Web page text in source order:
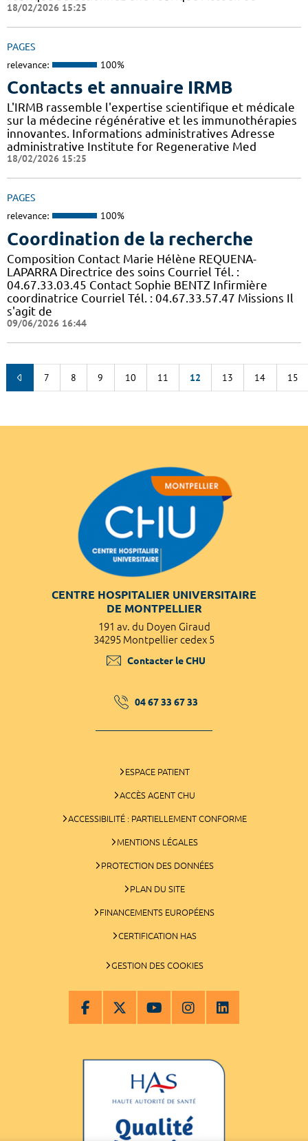
18/02/2026 15:25
PAGES
relevance: 100%
Contacts et annuaire IRMB
L'IRMB rassemble l'expertise scientifique et médicale
sur la médecine régénérative et les immunothérapies
innovantes. Informations administratives Adresse
administrative Institute for Regenerative Med
18/02/2026 15:25
PAGES
relevance: 100%
Coordination de la recherche
Composition Contact Marie Hélène REQUENA-
LAPARRA Directrice des soins Courriel Tél. :
04.67.33.03.45 Contact Sophie BENTZ Infirmière
coordinatrice Courriel Tél. : 04.67.33.57.47 Missions Il
s'agit de
09/06/2026 16:44
7 8 9 10 11 12 13 14 15
CENTRE HOSPITALIER UNIVERSITAIRE
DE MONTPELLIER
191 av. du Doyen Giraud
34295 Montpellier cedex 5
Contacter le CHU
04 67 33 67 33
ESPACE PATIENT
ACCÈS AGENT CHU
ACCESSIBILITÉ : PARTIELLEMENT CONFORME
MENTIONS LÉGALES
PROTECTION DES DONNÉES
PLAN DU SITE
FINANCEMENTS EUROPÉENS
CERTIFICATION HAS
GESTION DES COOKIES